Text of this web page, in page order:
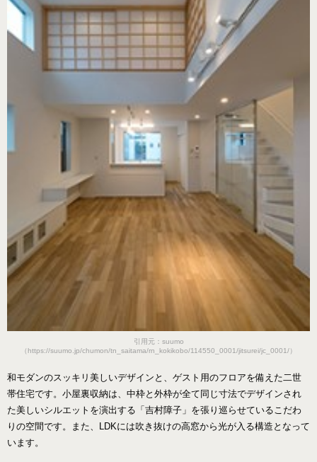
引用元：suumo
（https://suumo.jp/chumon/tn_saitama/rn_kokikobo/114550_0001/jitsurei/jc_0001/）
和モダンのスッキリ美しいデザインと、ゲスト用のフロアを備えた二世
帯住宅です。小屋裏収納は、中枠と外枠が全て同じ寸法でデザインされ
た美しいシルエットを演出する「吉村障子」を張り巡らせているこだわ
りの空間です。また、LDKには吹き抜けの高窓から光が入る構造となって
います。